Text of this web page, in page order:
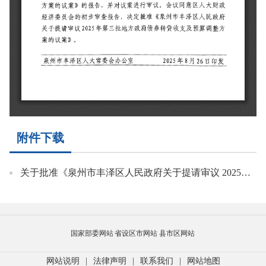
附件下载
关于批准《泉州市丰泽区人民政府关于提请审议 2025年第三批地方政府债券转贷收支及预算调整方案的议案》的决议.pdf
国家部委网站省设区市网站 县市区网站
网站说明 | 法律声明 | 联系我们 | 网站地图